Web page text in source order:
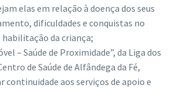
elas em relação à doença dos seus
dificuldades e conquistas no
habilitação da criança;
– Saúde de Proximidade”, da Liga dos
de Saúde de Alfândega da Fé,
continuidade aos serviços de apoio e